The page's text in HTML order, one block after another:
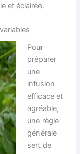
et éclairée.
Pour
préparer
une
infusion
efficace et
agréable,
une règle
générale
sert de